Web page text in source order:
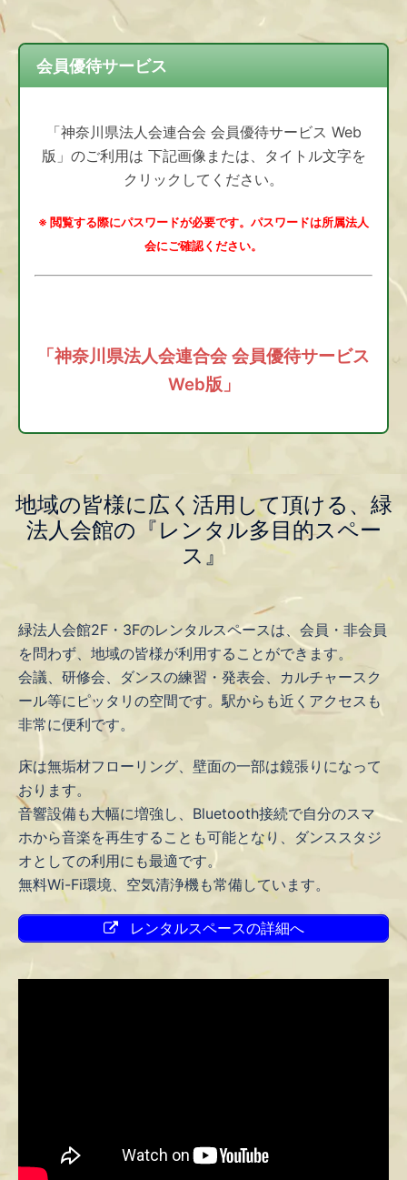
会員優待サービス
「神奈川県法人会連合会 会員優待サービス Web
版」のご利用は 下記画像または、タイトル文字を
クリックしてください。
※ 閲覧する際にパスワードが必要です。パスワードは所属法人
会にご確認ください。
「神奈川県法人会連合会 会員優待サービス
Web版」
地域の皆様に広く活用して頂ける、緑
法人会館の『レンタル多目的スペー
ス』
緑法人会館2F・3Fのレンタルスペースは、会員・非会員
を問わず、地域の皆様が利用することができます。
会議、研修会、ダンスの練習・発表会、カルチャースク
ール等にピッタリの空間です。駅からも近くアクセスも
非常に便利です。
床は無垢材フローリング、壁面の一部は鏡張りになって
おります。
音響設備も大幅に増強し、Bluetooth接続で自分のスマ
ホから音楽を再生することも可能となり、ダンススタジ
オとしての利用にも最適です。
無料Wi-Fi環境、空気清浄機も常備しています。
レンタルスペースの詳細へ